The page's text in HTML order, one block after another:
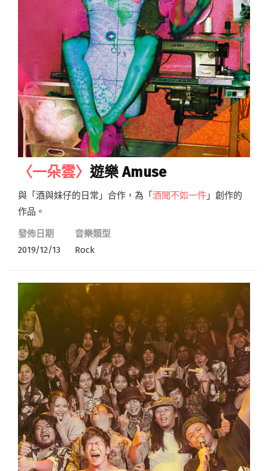
〈一朵雲〉 遊樂 Amuse
與「酒與妹仔的日常」合作，為「 酒聞不如一件 」創作的
作品。
發佈日期
2019/12/13
音樂類型
Rock